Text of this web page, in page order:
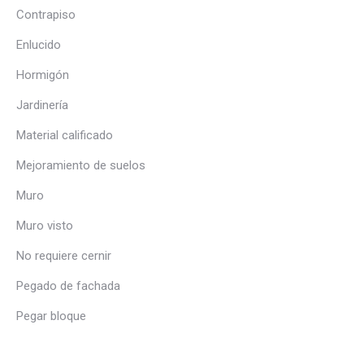
Contrapiso
Enlucido
Hormigón
Jardinería
Material calificado
Mejoramiento de suelos
Muro
Muro visto
No requiere cernir
Pegado de fachada
Pegar bloque